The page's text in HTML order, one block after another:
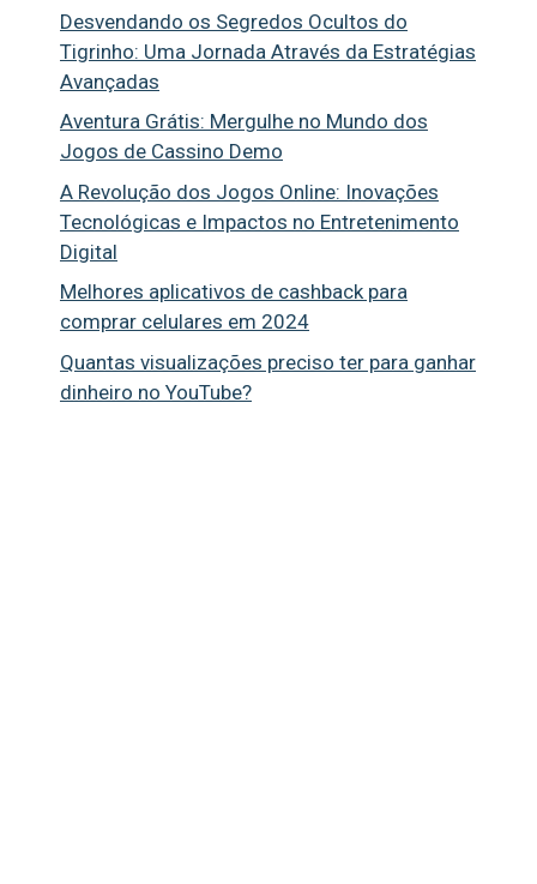
Desvendando os Segredos Ocultos do
Tigrinho: Uma Jornada Através da Estratégias
Avançadas
Aventura Grátis: Mergulhe no Mundo dos
Jogos de Cassino Demo
A Revolução dos Jogos Online: Inovações
Tecnológicas e Impactos no Entretenimento
Digital
Melhores aplicativos de cashback para
comprar celulares em 2024
Quantas visualizações preciso ter para ganhar
dinheiro no YouTube?